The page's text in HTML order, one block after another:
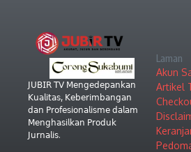
𝖩𝖴𝖡𝖨𝖱 𝖳𝖵 𝖬𝖾𝗇𝗀𝖾𝖽𝖾𝗉𝖺𝗇𝗄𝖺𝗇
𝖪𝗎𝖺𝗅𝗂𝗍𝖺𝗌, 𝖪𝖾𝖻𝖾𝗋𝗂𝗆𝖻𝖺𝗇𝗀𝖺𝗇
𝖽𝖺𝗇 𝖯𝗋𝗈𝖿𝖾𝗌𝗂𝗈𝗇𝖺𝗅𝗂𝗌𝗆𝖾 𝖽𝖺𝗅𝖺𝗆
𝖬𝖾𝗇𝗀𝗁𝖺𝗌𝗂𝗅𝗄𝖺𝗇 𝖯𝗋𝗈𝖽𝗎𝗄
𝖩𝗎𝗋𝗇𝖺𝗅𝗂𝗌.
Laman
Akun
Artikel